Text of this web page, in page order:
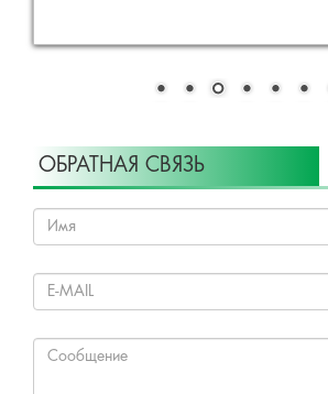
ОБРАТНАЯ СВЯЗЬ